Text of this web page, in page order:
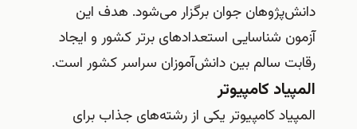
دانش‌پژوهان جوان برگزار می‌شود. هدف این
آزمون شناسایی استعدادهای برتر کشور و ایجاد
رقابت سالم بین دانش‌آموزان سراسر کشور است.
المپیاد کامپیوتر
المپیاد کامپیوتر یکی از رشته‌های جذاب برای